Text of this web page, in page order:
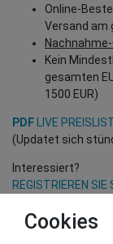
Online-
Versand am
Kein
gesamten
1500 EUR)
PDF LIVE
(Updatet sich
Interessiert?
REGISTRIEREN SIE
(Nur für
Cookies